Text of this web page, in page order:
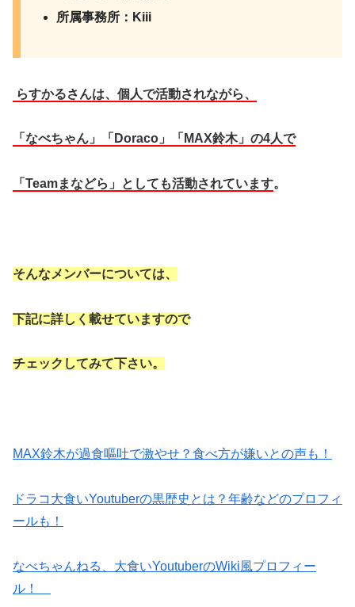
所属事務所：Kiii
らすかるさんは、個人で活動されながら、
「なべちゃん」「Doraco」「MAX鈴木」の4人で
「Teamまなどら」としても活動されています。
そんなメンバーについては、
下記に詳しく載せていますので
チェックしてみて下さい。
MAX鈴木が過食嘔吐で激やせ？食べ方が嫌いとの声も！
ドラコ大食いYoutuberの黒歴史とは？年齢などのプロフィ
ールも！
なべちゃんねる、大食いYoutuberのWiki風プロフィー
ル！